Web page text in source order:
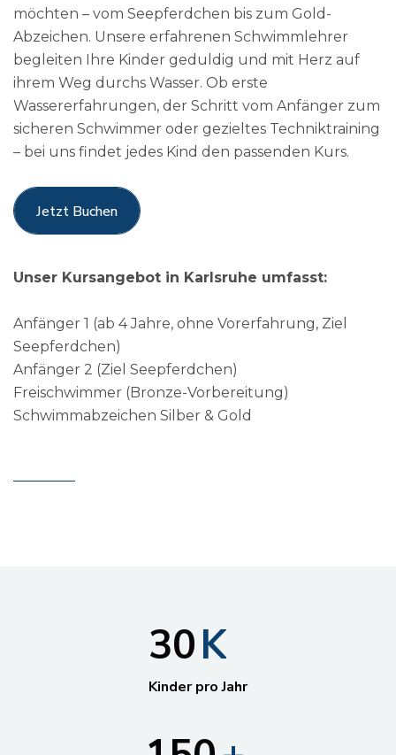
möchten – vom Seepferdchen bis zum Gold-
Abzeichen. Unsere erfahrenen Schwimmlehrer
begleiten Ihre Kinder geduldig und mit Herz auf
ihrem Weg durchs Wasser. Ob erste
Wassererfahrungen, der Schritt vom Anfänger zum
sicheren Schwimmer oder gezieltes Techniktraining
– bei uns findet jedes Kind den passenden Kurs.
Jetzt Buchen
Jetzt Buchen
Unser Kursangebot in Karlsruhe umfasst:
Anfänger 1 (ab 4 Jahre, ohne Vorerfahrung, Ziel
Seepferdchen)
Anfänger 2 (Ziel Seepferdchen)
Freischwimmer (Bronze-Vorbereitung)
Schwimmabzeichen Silber & Gold
3
1
0
1
3
4
5
6
0K
Kinder pro Jahr
1
2
3
4
8
9
0
1
6
7
4
5